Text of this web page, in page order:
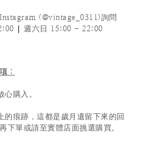
(@vintage_0311)詢問
| 週六日 15:00 - 22:00
：
購入。
的痕跡，這都是歲月遺留下來的回
下單或請至實體店面挑選購買。